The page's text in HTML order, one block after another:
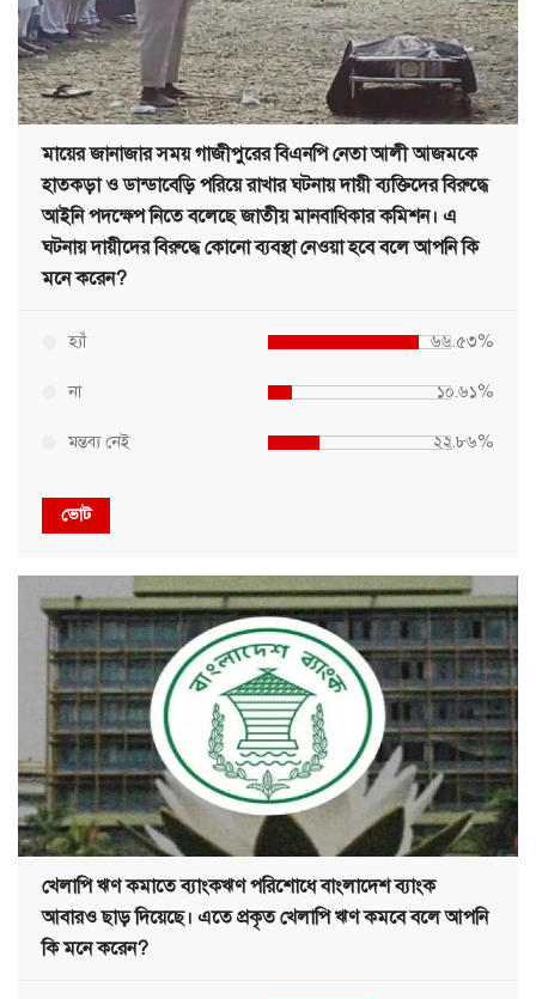
মায়ের জানাজার সময় গাজীপুরের বিএনপি নেতা আলী আজমকে
হাতকড়া ও ডান্ডাবেড়ি পরিয়ে রাখার ঘটনায় দায়ী ব্যক্তিদের বিরুদ্ধে
আইনি পদক্ষেপ নিতে বলেছে জাতীয় মানবাধিকার কমিশন। এ
ঘটনায় দায়ীদের বিরুদ্ধে কোনো ব্যবস্থা নেওয়া হবে বলে আপনি কি
মনে করেন?
হ্যাঁ ৬৬.৫৩%
না ১০.৬১%
মন্তব্য নেই ২২.৮৬%
ভোট
খেলাপি ঋণ কমাতে ব্যাংকঋণ পরিশোধে বাংলাদেশ ব্যাংক
আবারও ছাড় দিয়েছে। এতে প্রকৃত খেলাপি ঋণ কমবে বলে আপনি
কি মনে করেন?